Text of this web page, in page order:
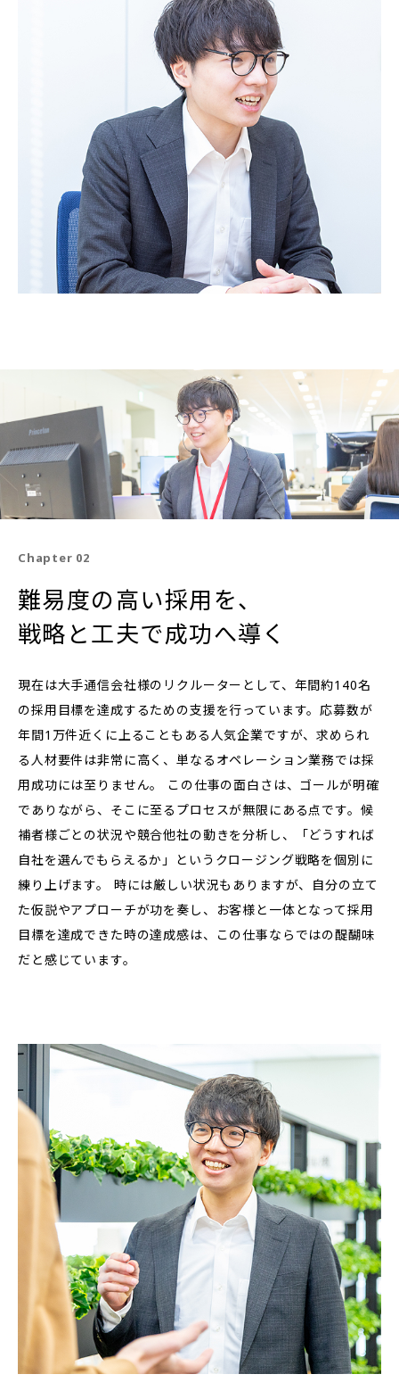
Chapter 02
難易度の高い採用を、
戦略と工夫で成功へ導く
現在は大手通信会社様のリクルーターとして、年間約140名
の採用目標を達成するための支援を行っています。応募数が
年間1万件近くに上ることもある人気企業ですが、求められ
る人材要件は非常に高く、単なるオペレーション業務では採
用成功には至りません。 この仕事の面白さは、ゴールが明確
でありながら、そこに至るプロセスが無限にある点です。候
補者様ごとの状況や競合他社の動きを分析し、「どうすれば
自社を選んでもらえるか」というクロージング戦略を個別に
練り上げます。 時には厳しい状況もありますが、自分の立て
た仮説やアプローチが功を奏し、お客様と一体となって採用
目標を達成できた時の達成感は、この仕事ならではの醍醐味
だと感じています。